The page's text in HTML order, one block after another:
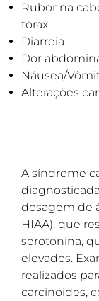
Rubor na
tórax
Diarreia
Dor
Náusea/
Alterações
A síndrome
dosagem de
HIAA), que
serotonina,
elevados.
realizados
carcinoides,